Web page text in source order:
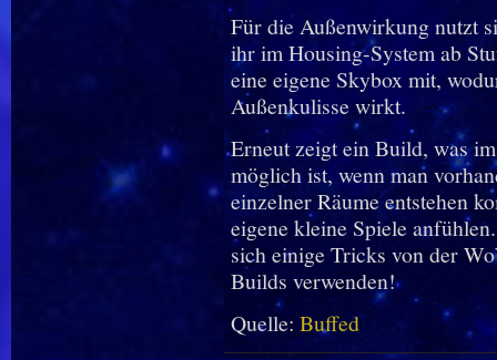
Für die Außenwirkung nutzt
ihr im Housing-System ab
eine eigene Skybox mit,
Außenkulisse wirkt.
Erneut zeigt ein Build, was
möglich ist, wenn man
einzelner Räume entstehen
eigene kleine Spiele
sich einige Tricks von der
Builds verwenden!
Quelle: Buffed